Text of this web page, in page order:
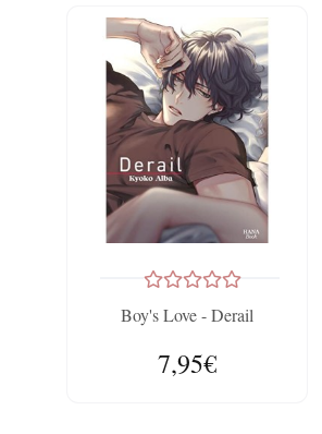
Boy's Love - Derail
7,95€